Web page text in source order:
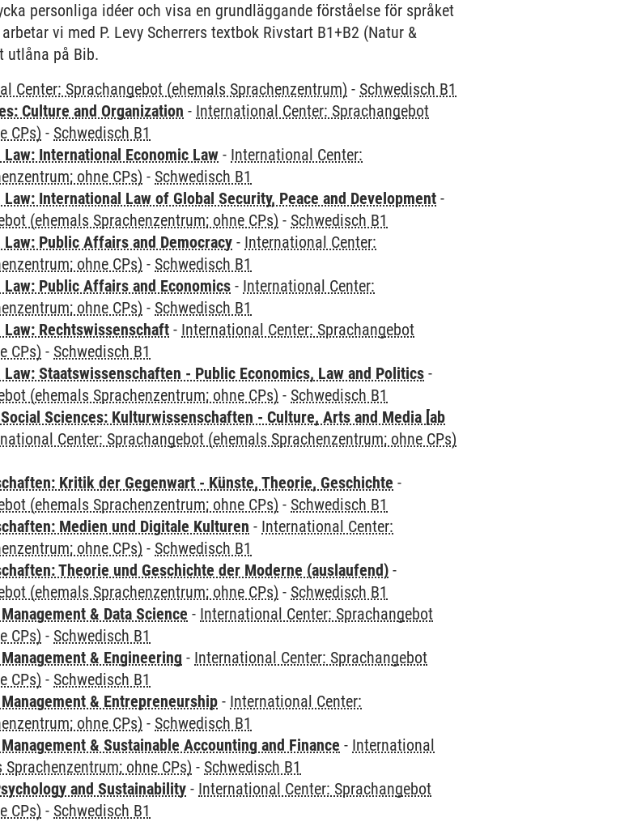
personliga idéer och visa en grundläggande förståelse för språket
vi med P. Levy Scherrers textbok Rivstart B1+B2 (Natur &
utlåna på Bib.
Center: Sprachangebot (ehemals Sprachenzentrum) - Schwedisch B1
Culture and Organization - International Center: Sprachangebot
CPs) - Schwedisch B1
International Economic Law - International Center:
ohne CPs) - Schwedisch B1
International Law of Global Security, Peace and Development -
(ehemals Sprachenzentrum; ohne CPs) - Schwedisch B1
Public Affairs and Democracy - International Center:
ohne CPs) - Schwedisch B1
Public Affairs and Economics - International Center:
ohne CPs) - Schwedisch B1
Rechtswissenschaft - International Center: Sprachangebot
CPs) - Schwedisch B1
Staatswissenschaften - Public Economics, Law and Politics -
(ehemals Sprachenzentrum; ohne CPs) - Schwedisch B1
Sciences: Kulturwissenschaften - Culture, Arts and Media [ab
Center: Sprachangebot (ehemals Sprachenzentrum; ohne CPs)
Kritik der Gegenwart - Künste, Theorie, Geschichte -
(ehemals Sprachenzentrum; ohne CPs) - Schwedisch B1
Medien und Digitale Kulturen - International Center:
ohne CPs) - Schwedisch B1
Theorie und Geschichte der Moderne (auslaufend) -
(ehemals Sprachenzentrum; ohne CPs) - Schwedisch B1
& Data Science - International Center: Sprachangebot
CPs) - Schwedisch B1
& Engineering - International Center: Sprachangebot
CPs) - Schwedisch B1
& Entrepreneurship - International Center:
ohne CPs) - Schwedisch B1
& Sustainable Accounting and Finance - International
ohne CPs) - Schwedisch B1
and Sustainability - International Center: Sprachangebot
CPs) - Schwedisch B1